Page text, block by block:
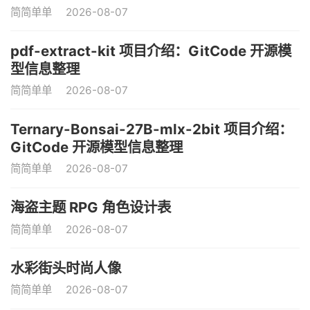
简简单单 2026-08-07
pdf-extract-kit 项目介绍：GitCode 开源模
型信息整理
简简单单 2026-08-07
Ternary-Bonsai-27B-mlx-2bit 项目介绍：
GitCode 开源模型信息整理
简简单单 2026-08-07
海盗主题 RPG 角色设计表
简简单单 2026-08-07
水彩街头时尚人像
简简单单 2026-08-07